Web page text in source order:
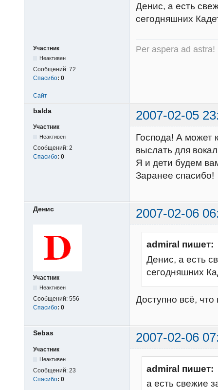
Участник
Неактивен
Сообщений: 72
Спасибо: 0
Денис, а есть
сегодняшних
Per aspera ad astra!
Сайт
balda 2007-02-05
Участник
Неактивен
Сообщений: 2
Спасибо: 0
Господа! А может
выслать для
Я и дети будем
Заранее спасибо!
Денис 2007-02-06
Участник
Неактивен
Сообщений: 556
Спасибо: 0
admiral пишет:
Денис, а есть
сегодняшних
Доступно всё,
Sebas 2007-02-06
Участник
Неактивен
Сообщений: 23
Спасибо: 0
admiral пишет:
а есть свежие